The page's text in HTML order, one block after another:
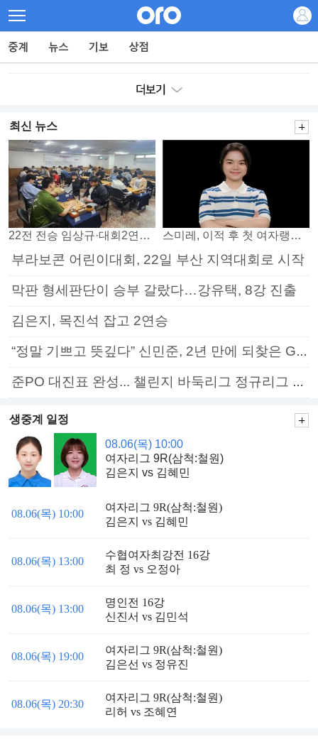
최신 뉴스
22전 전승 임상규·대회2연패 노리는 김다빈…왕중왕전 16강 7일부터 스미레, 이적 후 첫 여자랭킹 3위
부라보콘 어린이대회, 22일 부산 지역대회로 시작
막판 형세판단이 승부 갈랐다…강유택, 8강 진출
김은지, 목진석 잡고 2연승
“정말 기쁘고 뜻깊다” 신민준, 2년 만에 되찾은 GS칼텍스배 정상
준PO 대진표 완성... 챌린지 바둑리그 정규리그 종료
생중계 일정
08.06(목) 10:00
여자리그 9R(삼척:철원)
김은지 vs 김혜민
08.06(목) 10:00
여자리그 9R(삼척:철원)
김은지 vs 김혜민
08.06(목) 13:00
수협여자최강전 16강
최 정 vs 오정아
08.06(목) 13:00
명인전 16강
신진서 vs 김민석
08.06(목) 19:00
여자리그 9R(삼척:철원)
김은선 vs 정유진
08.06(목) 20:30
여자리그 9R(삼척:철원)
리허 vs 조혜연